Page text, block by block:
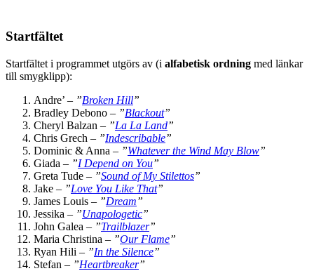
Startfältet
Startfältet i programmet utgörs av (i alfabetisk ordning med länkar
till smygklipp):
Andre’ – ”Broken Hill”
Bradley Debono – ”Blackout”
Cheryl Balzan – ”La La Land”
Chris Grech – ”Indescribable”
Dominic & Anna – ”Whatever the Wind May Blow”
Giada – ”I Depend on You”
Greta Tude – ”Sound of My Stilettos”
Jake – ”Love You Like That”
James Louis – ”Dream”
Jessika – ”Unapologetic”
John Galea – ”Trailblazer”
Maria Christina – ”Our Flame”
Ryan Hili – ”In the Silence”
Stefan – ”Heartbreaker”